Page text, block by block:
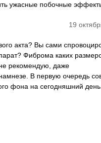
ужасные побочные
19
акта? Вы сами
Фиброма каких
рекомендую, даже
В первую очередь
фона на сегодняшний день.